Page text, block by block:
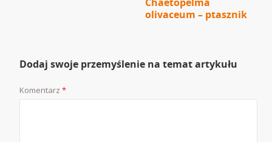
olivaceum – ptasznik
Dodaj swoje przemyślenie na temat artykułu
Komentarz*